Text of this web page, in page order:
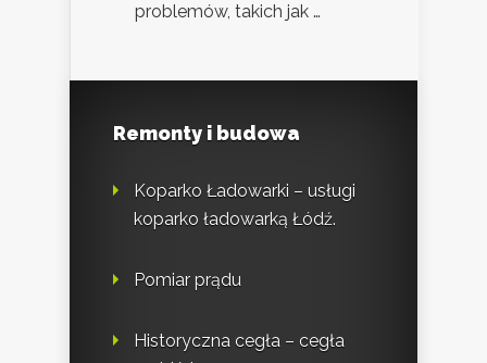
problemów, takich jak …
Remonty i budowa
Koparko Ładowarki – usługi
koparko ładowarką Łódź.
Pomiar prądu
Historyczna cegła – cegła